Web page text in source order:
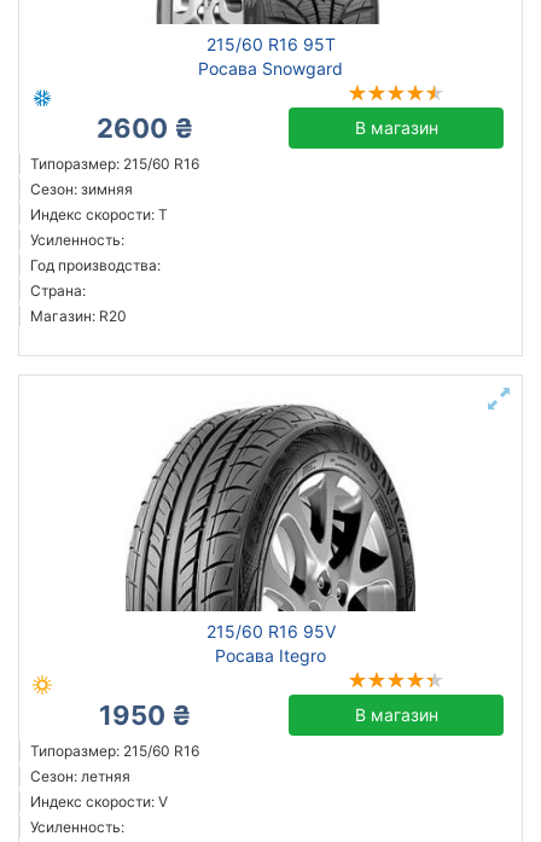
215/60 R16 95T
Росава Snowgard
2600 ₴ В магазин
Типоразмер: 215/60 R16
Сезон: зимняя
Индекс скорости: T
Усиленность:
Год производства:
Страна:
Магазин: R20
215/60 R16 95V
Росава Itegro
1950 ₴ В магазин
Типоразмер: 215/60 R16
Сезон: летняя
Индекс скорости: V
Усиленность:
Страна производства
Сбросить Подобрать